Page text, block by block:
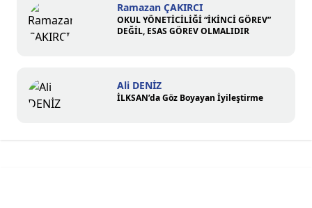
Ramazan ÇAKIRCI
OKUL YÖNETİCİLİĞİ “İKİNCİ GÖREV”
DEĞİL, ESAS GÖREV OLMALIDIR
Ali DENİZ
İLKSAN’da Göz Boyayan İyileştirme